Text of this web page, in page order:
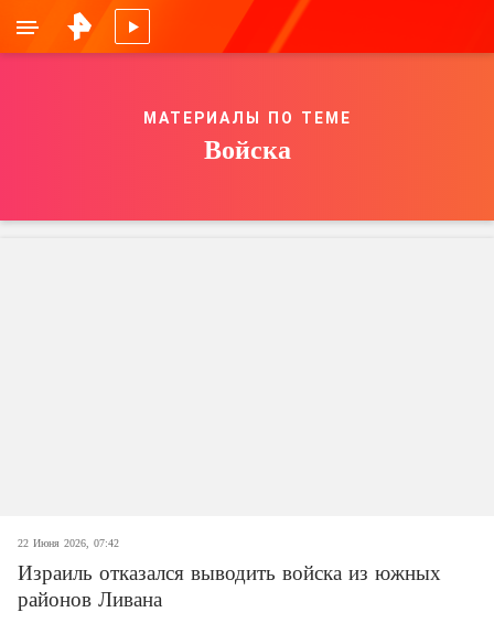
МАТЕРИАЛЫ ПО ТЕМЕ
Войска
22 Июня 2026, 07:42
Израиль отказался выводить войска из южных
районов Ливана